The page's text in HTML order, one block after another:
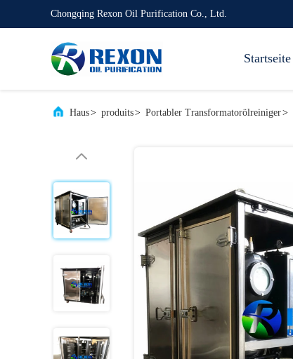
Chongqing Rexon Oil Purification Co., Ltd.
Startseite
Haus> produits> Portabler Transformatorölreiniger>